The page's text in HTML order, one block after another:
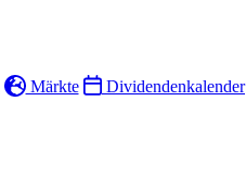
Märkte Dividendenkalender